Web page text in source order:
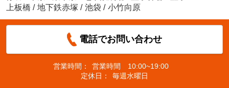
上板橋 / 地下鉄赤塚 / 池袋 / 小竹向原
電話でお問い合わせ
営業時間：
営業時間 10:00~19:00
定休日：
毎週水曜日